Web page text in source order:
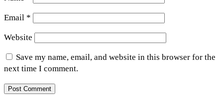
Email *
Website
Save my name, email, and website in this browser for the
next time I comment.